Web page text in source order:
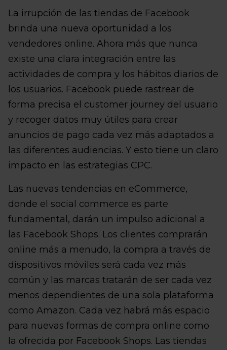
La irrupción de las tiendas de Facebook
brinda una nueva oportunidad a los
vendedores online. Ahora más que nunca
existe una clara integración entre las
actividades de compra y los hábitos diarios de
los usuarios. Facebook puede rastrear de
forma precisa el customer journey del usuario
y recoger datos muy útiles para crear
anuncios de pago cada vez más adaptados a
las diferentes audiencias. Y esto tiene un claro
impacto en las estrategias CPC.
Las nuevas tendencias en eCommerce,
donde el social commerce es parte
fundamental, darán un impulso adicional a
las Facebook Shops. Los clientes comprarán
online más a menudo, la compra a través de
dispositivos móviles será cada vez más
común y las marcas tratarán de ser cada vez
menos dependientes de una sola plataforma
como Amazon. Cada vez habrá más espacio
para nuevas formas de compra online como
la ofrecida por Facebook Shops. Las tiendas